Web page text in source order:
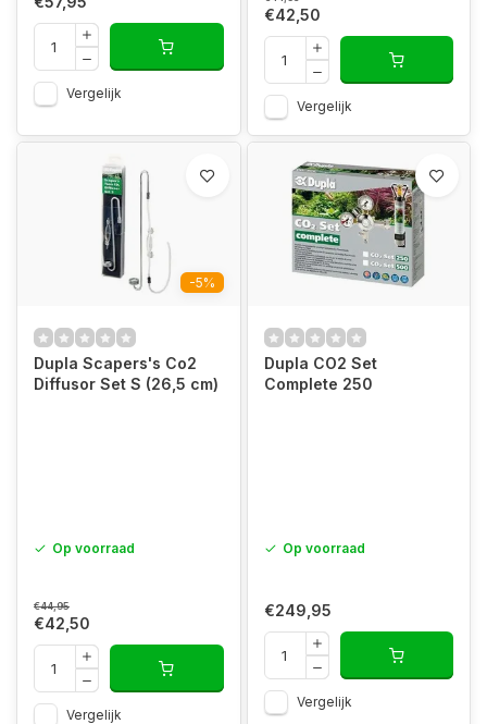
Vergelijk
€42,50
Vergelijk
-5%
Dupla Scapers's Co2
Diffusor Set S (26,5 cm)
Op voorraad
€44,95
€42,50
Vergelijk
Dupla CO2 Set
Complete 250
Op voorraad
€249,95
Vergelijk